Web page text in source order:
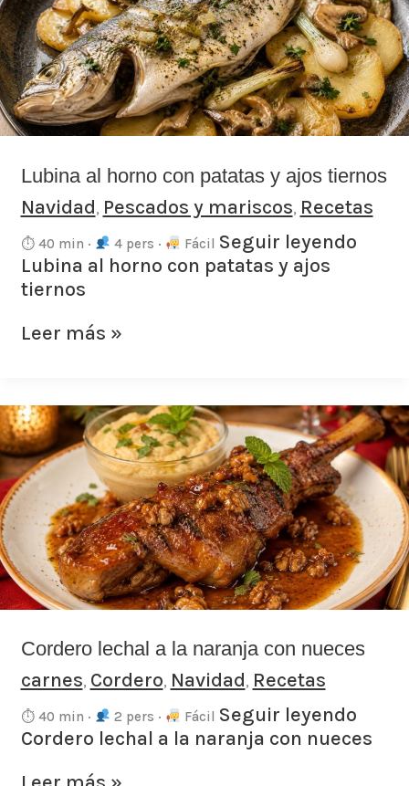
Lubina al horno con patatas y ajos tiernos
Navidad, Pescados y mariscos, Recetas
⏱ 40 min · 4 pers · Fácil Seguir leyendo
Lubina al horno con patatas y ajos
tiernos
con
patatas
y
ajos
tiernos
Leer más »
Cordero lechal a la naranja con nueces
carnes, Cordero, Navidad, Recetas
⏱ 40 min · 2 pers · Fácil Seguir leyendo
Cordero lechal a la naranja con nueces
Cordero
lechal
a
la
naranja
con
nueces